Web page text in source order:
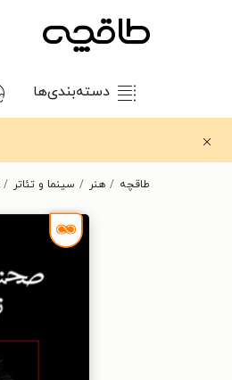
دسته‌بندی‌ها
طاقچه هنر سینما و تئاتر